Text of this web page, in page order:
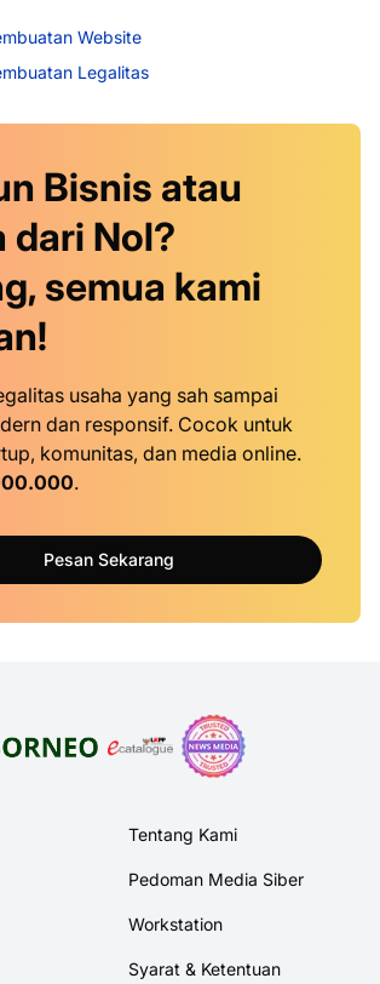
Website
Legalitas
Bisnis atau
dari Nol?
semua kami
usaha yang sah sampai
dan responsif. Cocok untuk
komunitas, dan media online.
.
Pesan Sekarang
Tentang Kami
Pedoman Media Siber
Workstation
Syarat & Ketentuan